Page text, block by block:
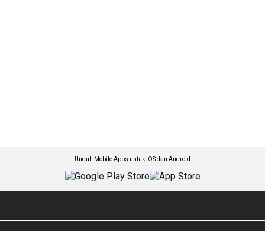
Unduh Mobile Apps untuk iOS dan Android